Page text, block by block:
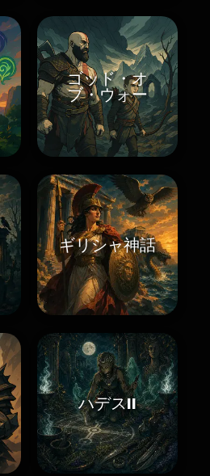
ゴッド・オ
ブ・ウォー
ギリシャ神話
ハデスII